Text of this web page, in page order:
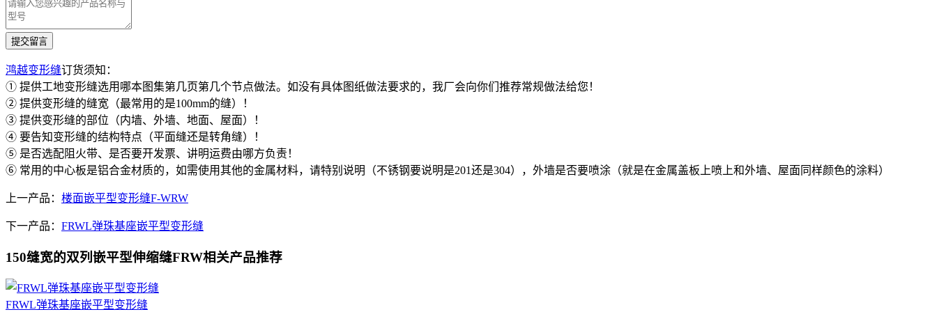
鸿越变形缝订货须知：
① 提供工地变形缝选用哪本图集第几页第几个节点做法。如没有具体图纸做法要求的，我厂会向你们推荐常规做法给您！
② 提供变形缝的缝宽（最常用的是100mm的缝）！
③ 提供变形缝的部位（内墙、外墙、地面、屋面）！
④ 要告知变形缝的结构特点（平面缝还是转角缝）！
⑤ 是否选配阻火带、是否要开发票、讲明运费由哪方负责！
⑥ 常用的中心板是铝合金材质的，如需使用其他的金属材料，请特别说明（不锈钢要说明是201还是304），外墙是否要喷涂（就是在金属盖板上喷上和外墙、屋面同样颜色的涂料）
上一产品： 楼面嵌平型变形缝F-WRW
下一产品： FRWL弹珠基座嵌平型变形缝
150缝宽的双列嵌平型伸缩缝FRW相关产品推荐
FRWL弹珠基座嵌平型变形缝